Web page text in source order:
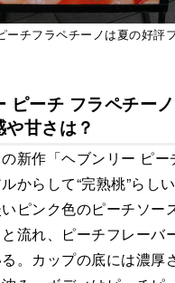
ーチフラペチーノは夏の好評
ピーチ フラペチー
甘さは？
新作「ヘブンリー ピー
からして“完熟桃”らし
ピンク色のピーチソー
流れ、ピーチフレーバ
。カップの底には濃厚